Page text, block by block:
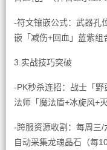
-符文镶嵌公式：武器孔
嵌「减伤+回血」蓝紫组
3.实战技巧突破
-PK秒杀连招：战士「野
法师「魔法盾+冰旋风+
-跨服资源收割：每周三
自动采集龙魂晶石（每